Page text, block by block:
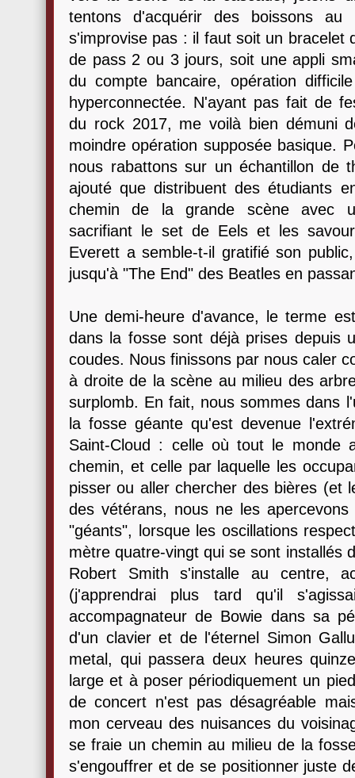
tentons d'acquérir des boissons
s'improvise pas : il faut soit un bracelet
de pass 2 ou 3 jours, soit une appli
du compte bancaire, opération
hyperconnectée. N'ayant pas fait de
du rock 2017, me voilà bien démuni
moindre opération supposée basique.
nous rabattons sur un échantillon de
ajouté que distribuent des étudiants
chemin de la grande scène avec
sacrifiant le set de Eels et les
Everett a semble-t-il gratifié son
jusqu'à "The End" des Beatles en
Une demi-heure d'avance, le terme
dans la fosse sont déjà prises depuis
coudes. Nous finissons par nous caler
à droite de la scène au milieu des
surplomb. En fait, nous sommes dans
la fosse géante qu'est devenue
Saint-Cloud : celle où tout le monde
chemin, et celle par laquelle les
pisser ou aller chercher des bières (et
des vétérans, nous ne les
"géants", lorsque les oscillations
mètre quatre-vingt qui se sont installés
Robert Smith s'installe au centre,
(j'apprendrai plus tard qu'il
accompagnateur de Bowie dans sa
d'un clavier et de l'éternel Simon
metal, qui passera deux heures
large et à poser périodiquement un
de concert n'est pas désagréable
mon cerveau des nuisances du
se fraie un chemin au milieu de la
s'engouffrer et de se positionner juste